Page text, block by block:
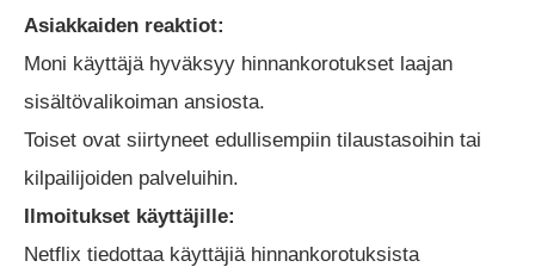
Asiakkaiden reaktiot:
Moni käyttäjä hyväksyy hinnankorotukset laajan
sisältövalikoiman ansiosta.
Toiset ovat siirtyneet edullisempiin tilaustasoihin tai
kilpailijoiden palveluihin.
Ilmoitukset käyttäjille:
Netflix tiedottaa käyttäjiä hinnankorotuksista